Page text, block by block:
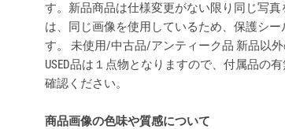
す。新品商品は仕様変更がない限り同じ写
は、同じ画像を使用しているため、保護シ
す。 未使用/中古品/アンティーク品 新品以
USED品は１点物となりますので、付属品の
確認ください。
商品画像の色味や質感について